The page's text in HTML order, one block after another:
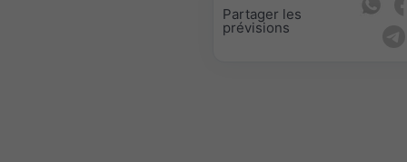
Partager les
prévisions